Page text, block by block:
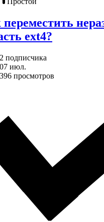
ext4?
2 подписчика
07 июл.
396 просмотров